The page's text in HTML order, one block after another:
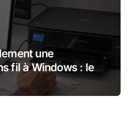
une
fil à Windows : le
pratique